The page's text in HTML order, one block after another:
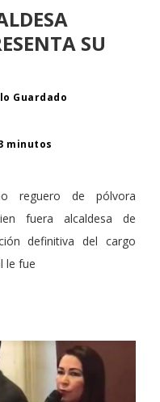
SU
Guardado
minutos
reguero de pólvora
fuera alcaldesa de
definitiva del cargo
le fue